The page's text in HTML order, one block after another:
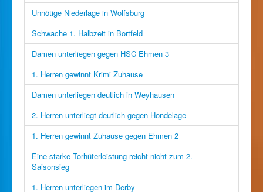
Unnötige Niederlage in Wolfsburg
Schwache 1. Halbzeit in Bortfeld
Damen unterliegen gegen HSC Ehmen 3
1. Herren gewinnt Krimi Zuhause
Damen unterliegen deutlich in Weyhausen
2. Herren unterliegt deutlich gegen Hondelage
1. Herren gewinnt Zuhause gegen Ehmen 2
Eine starke Torhüterleistung reicht nicht zum 2.
Saisonsieg
1. Herren unterliegen im Derby